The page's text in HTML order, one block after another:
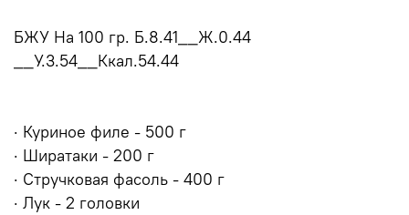
БЖУ На 100 гр. Б.8.41__Ж.0.44
__У.3.54__Ккал.54.44
· Куриное филе - 500 г
· Ширатаки - 200 г
· Стручковая фасоль - 400 г
· Лук - 2 головки